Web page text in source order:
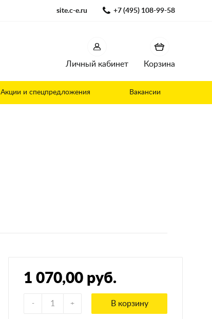
site.c-e.ru +7 (495) 108-99-58
Личный кабинет Корзина
Акции и спецпредложения Вакансии
1 070,00 руб.
В корзину